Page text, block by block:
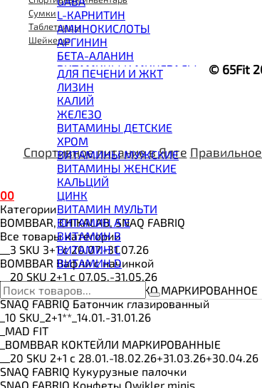
L-КАРНИТИН
АМИНОКИСЛОТЫ
АРГИНИН
БЕТА-АЛАНИН
ВИТАМИНЫ И МИНЕРАЛЫ
ВОССТАНОВИТЕЛИ
ГЕЙНЕР
ГИАЛУРОНОВАЯ КИСЛОТА
ГЛЮТАМИН
ГУАРАНА
ДЛЯ СУСТАВОВ И СВЯЗОК
ДОБАВКИ ДЛЯ СНА
ЖИРОСЖИГАТЕЛИ
КОЛЛАГЕН
КОЭНЗИМ Q10
КРЕАТИН
ПОЛЕЗНЫЕ ЖИРЫ
ПРОТЕИН
ПРОТЕИНОВОЕ ПЕЧЕНЬЕ
ПРОТЕИНОВЫЕ БАТОНЧИКИ
ПРОТЕИНОВЫЕ КАШИ
ТЕСТОБУСТЕРЫ
ЦИТРУЛЛИН МАЛАТ
ПРЕДТРЕНИРОВОЧНЫЕ КОМПЛЕКСЫ
ЭНЕРГЕТИКИ И ЖИРОСЖИГАТЕЛИ#
ДЛЯ ПЕЧЕНИ И ЖКТ
ЛИЗИН
КАЛИЙ
ЖЕЛЕЗО
ВИТАМИНЫ ДЕТСКИЕ
ХРОМ
ВИТАМИНЫ МУЖСКИЕ
ВИТАМИНЫ ЖЕНСКИЕ
КАЛЬЦИЙ
ЦИНК
ВИТАМИН МУЛЬТИ
ВИТАМИН A E
ВИТАМИН B
ВИТАМИН C
ВИТАМИН D
Сумки
Таблетницы
Шейкеры
© 65Fit
Спортивное питание в Ялте
00
Категории
BOMBBAR, CHIKALAB, SNAQ FABRIQ
Все товары категории
__3 SKU 3+1 с 20.07.-31.07.26
BOMBBAR Вафли с начинкой
__20 SKU 2+1 с 07.05.-31.05.26
_BOMBBAR PRO Milk МОЛОКО МАРКИРОВАННОЕ
SNAQ FABRIQ Батончик глазированный
_10 SKU_2+1**_14.01.-31.01.26
_MAD FIT
_BOMBBAR КОКТЕЙЛИ МАРКИРОВАННЫЕ
__20 SKU 2+1 с 28.01.-18.02.26+31.03.26+30.04.26
SNAQ FABRIQ Кукурузные палочки
SNAQ FABRIQ Конфеты Qwikler minis